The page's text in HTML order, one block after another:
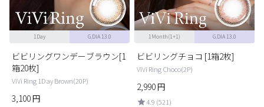
1Day G.DIA 13.0
ビビリングワンデーブラウン[1
箱20枚]
ViVi Ring 1Day Brown(20P)
3,100円
1Month(1+1) G.DIA 13.0
ビビリングチョコ [1箱2枚]
ViVi Ring Choco(2P)
2,990円
4.9 (521)